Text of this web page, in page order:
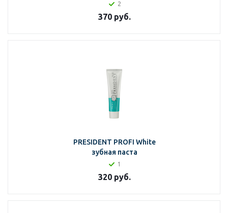
2
370руб.
PRESIDENT PROFI White
зубная паста
1
320руб.